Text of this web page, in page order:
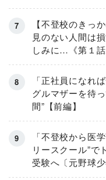
【不登校のきっ
見のない人間は
しみに…《第１話
「正社員になれ
グルマザーを待
間”【前編】
「不登校から医
リースクール”で
受験へ〔元野球少